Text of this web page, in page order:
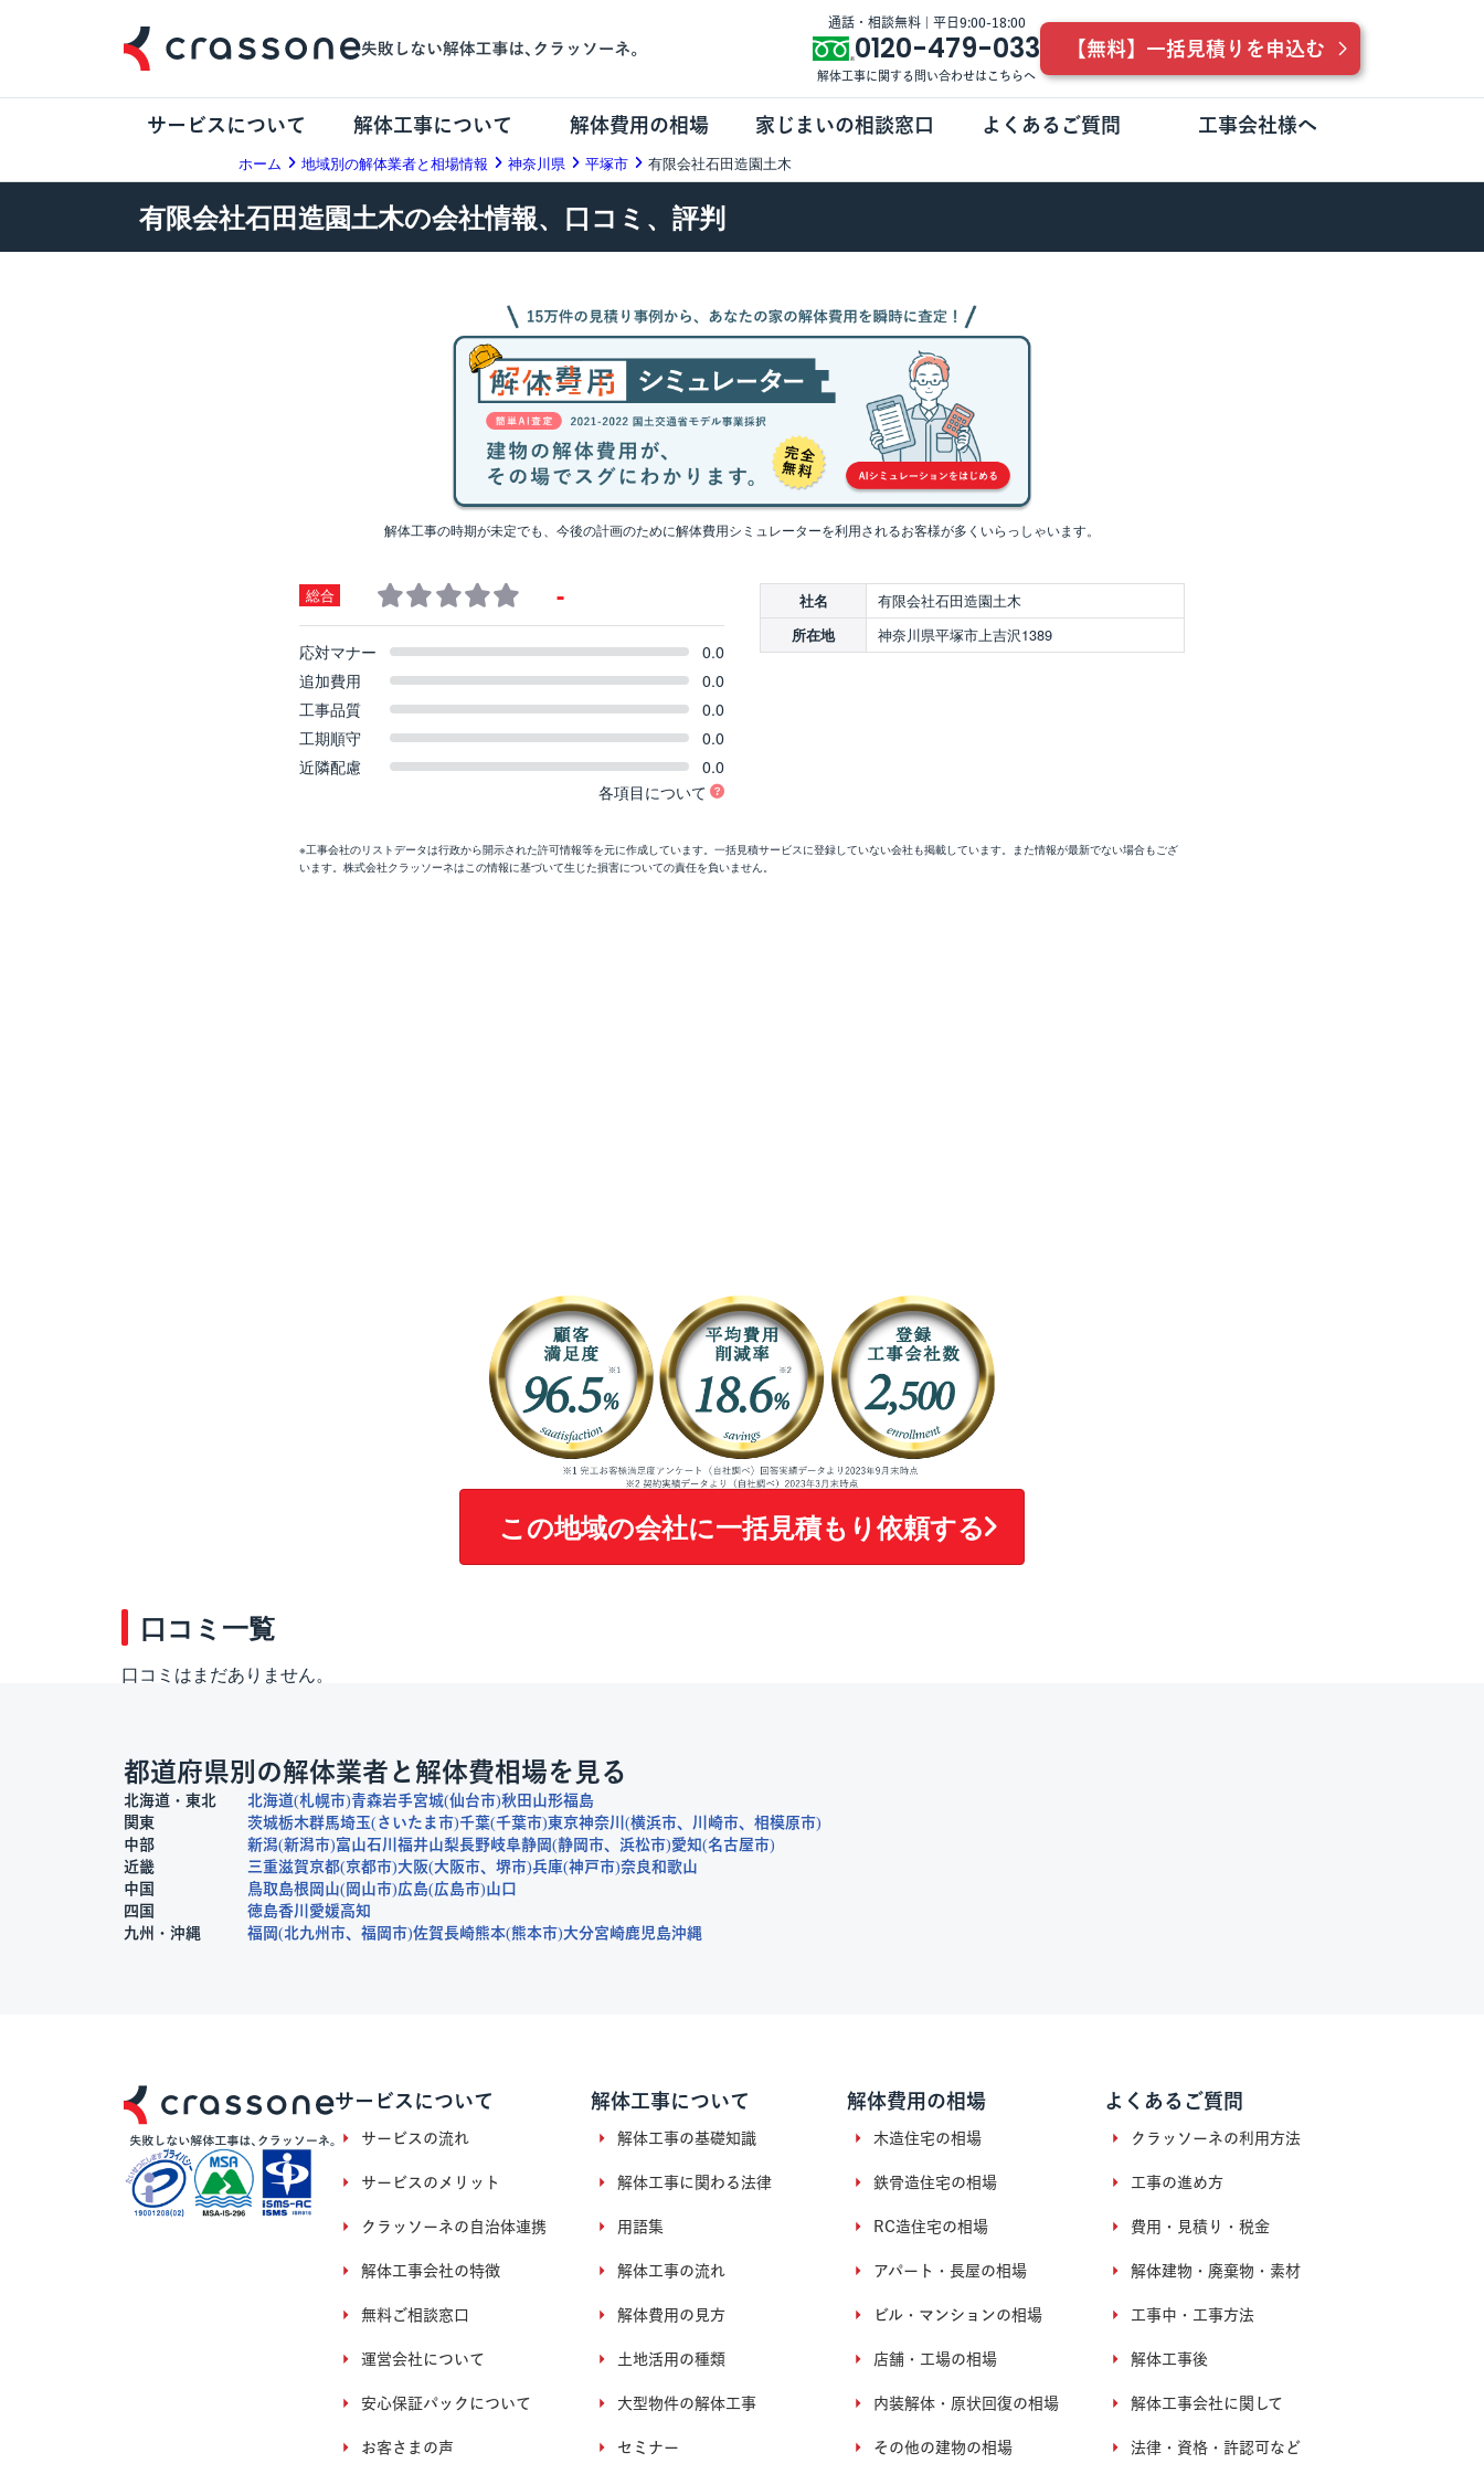
通話・相談無料 | 平日9:00-18:00
0120-479-033
解体工事に関する問い合わせはこちらへ
【無料】一括見積りを申込む
サービスについて 解体工事について 解体費用の相場 家じまいの相談窓口 よくあるご質問 工事会社様へ
ホーム 地域別の解体業者と相場情報 神奈川県 平塚市 有限会社石田造園土木
有限会社石田造園土木の会社情報、口コミ、評判
解体工事の時期が未定でも、今後の計画のために解体費用シミュレーターを利用されるお客様が多くいらっしゃいます。
総合 -
応対マナー
0.0
追加費用
0.0
工事品質
0.0
工期順守
0.0
近隣配慮
0.0
各項目について
社名 有限会社石田造園土木
所在地 神奈川県平塚市上吉沢1389
※工事会社のリストデータは行政から開示された許可情報等を元に作成しています。一括見積サービスに登録していない会社も掲載しています。また情報が最新でない場合もござ
います。株式会社クラッソーネはこの情報に基づいて生じた損害についての責任を負いません。
この地域の会社に一括見積もり依頼する
口コミ一覧
口コミはまだありません。
都道府県別の解体業者と解体費相場を見る
北海道・東北 北海道 札幌市 青森岩手宮城 仙台市 秋田 山形福島
関東
茨城栃木群馬埼玉 さいたま市 千葉 千葉市 東京神奈川 横浜市 川崎市
相模原市
中部
新潟 新潟市 富山石川 福井山梨長野岐阜静岡 静岡市 浜松市 愛知 名古屋市
近畿
三重滋賀京都 京都市 大阪 大阪市 堺市 兵庫 神戸市 奈良和歌山
中国
鳥取 島根 岡山 岡山市 広島 広島市 山口
四国
徳島香川 愛媛高知
九州・沖縄
福岡 北九州市 福岡市 佐賀長崎熊本 熊本市 大分宮崎鹿児島沖縄
サービスについて
サービスの流れ
サービスのメリット
クラッソーネの自治体連携
解体工事会社の特徴
無料ご相談窓口
運営会社について
安心保証パックについて
お客さまの声
解体工事について
解体工事の基礎知識
解体工事に関わる法律
用語集
解体工事の流れ
解体費用の見方
土地活用の種類
大型物件の解体工事
セミナー
解体費用の相場
木造住宅の相場
鉄骨造住宅の相場
RC造住宅の相場
アパート・長屋の相場
ビル・マンションの相場
店舗・工場の相場
内装解体・原状回復の相場
その他の建物の相場
よくあるご質問
クラッソーネの利用方法
工事の進め方
費用・見積り・税金
解体建物・廃棄物・素材
工事中・工事方法
解体工事後
解体工事会社に関して
法律・資格・許認可など